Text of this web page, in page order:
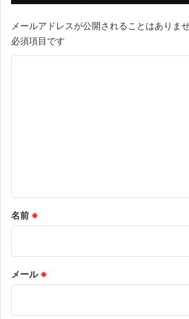
メールアドレスが公開されることはありませ
必須項目です
名前 ※
メール※